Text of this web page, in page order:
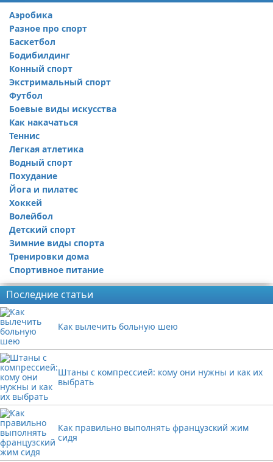
Аэробика
Разное про спорт
Баскетбол
Бодибилдинг
Конный спорт
Экстримальный спорт
Футбол
Боевые виды искусства
Как накачаться
Теннис
Легкая атлетика
Водный спорт
Похудание
Йога и пилатес
Хоккей
Волейбол
Детский спорт
Зимние виды спорта
Тренировки дома
Спортивное питание
Последние статьи
Как вылечить больную шею
Штаны с компрессией: кому они нужны и как их
выбрать
Как правильно выполнять французский жим
сидя